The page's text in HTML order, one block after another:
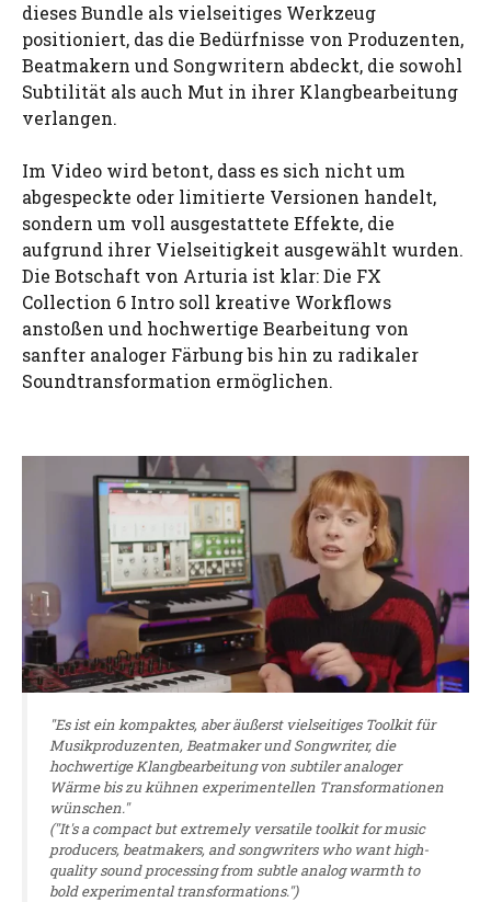
dieses Bundle als vielseitiges Werkzeug
positioniert, das die Bedürfnisse von Produzenten,
Beatmakern und Songwritern abdeckt, die sowohl
Subtilität als auch Mut in ihrer Klangbearbeitung
verlangen.
Im Video wird betont, dass es sich nicht um
abgespeckte oder limitierte Versionen handelt,
sondern um voll ausgestattete Effekte, die
aufgrund ihrer Vielseitigkeit ausgewählt wurden.
Die Botschaft von Arturia ist klar: Die FX
Collection 6 Intro soll kreative Workflows
anstoßen und hochwertige Bearbeitung von
sanfter analoger Färbung bis hin zu radikaler
Soundtransformation ermöglichen.
"Es ist ein kompaktes, aber äußerst vielseitiges Toolkit für
Musikproduzenten, Beatmaker und Songwriter, die
hochwertige Klangbearbeitung von subtiler analoger
Wärme bis zu kühnen experimentellen Transformationen
wünschen."
("It's a compact but extremely versatile toolkit for music
producers, beatmakers, and songwriters who want high-
quality sound processing from subtle analog warmth to
bold experimental transformations.")